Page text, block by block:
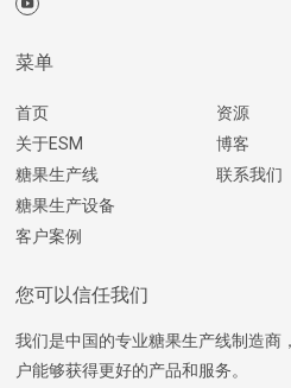
菜单
首页
关于ESM
糖果生产线
糖果生产设备
客户案例
资源
博客
联系我们
您可以信任我们
我们是中国的专业糖果生产线制造商
户能够获得更好的产品和服务。